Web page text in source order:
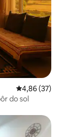
4,86 de uma
4,86 (37)
do sol